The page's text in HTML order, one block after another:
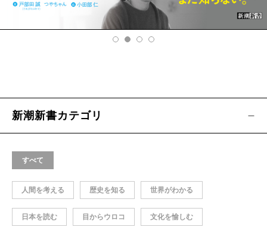
v
Ne
xt
新潮新書カテゴリ
すべて
人間を考える 歴史を知る 世界がわかる
日本を読む 目からウロコ 文化を愉しむ